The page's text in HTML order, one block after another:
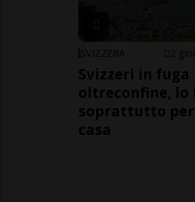
SVIZZERA 2
Svizzeri in fuga
oltreconfine, lo
soprattutto
casa